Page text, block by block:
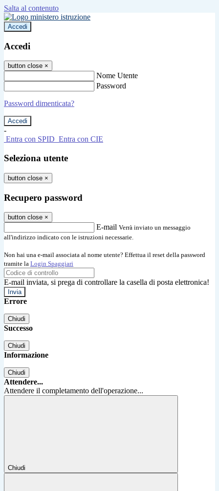
Salta al contenuto
Accedi
Accedi
button close ×
Nome Utente
Password
Password dimenticata?
-
Entra con SPID Entra con CIE
Seleziona utente
button close ×
Recupero password
button close ×
E-mail Verrà inviato un messaggio
all'indirizzo indicato con le istruzioni necessarie.
Non hai una e-mail associata al nome utente? Effettua il reset della password
tramite la Login Spaggiari
E-mail inviata, si prega di controllare la casella di posta elettronica!
Errore
Chiudi
Successo
Chiudi
Informazione
Chiudi
Attendere...
Attendere il completamento dell'operazione...
Chiudi